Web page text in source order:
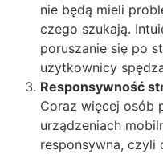
nie będą mieli
czego szukają.
poruszanie się po
użytkownicy
Responsywność
Coraz więcej osób
urządzeniach
responsywna, czyli